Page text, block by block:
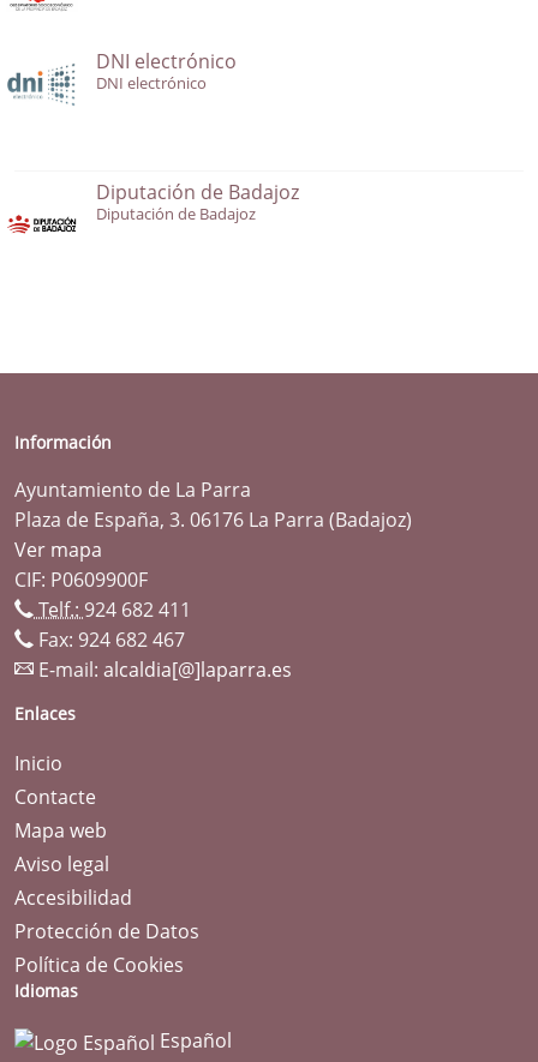
DNI electrónico
DNI electrónico
Diputación de Badajoz
Diputación de Badajoz
Información
Ayuntamiento de La Parra
Plaza de España, 3. 06176 La Parra (Badajoz)
Ver mapa
CIF: P0609900F
Telf.: 924 682 411
Fax: 924 682 467
E-mail: alcaldia[@]laparra.es
Enlaces
Inicio
Contacte
Mapa web
Aviso legal
Accesibilidad
Protección de Datos
Política de Cookies
Idiomas
Español